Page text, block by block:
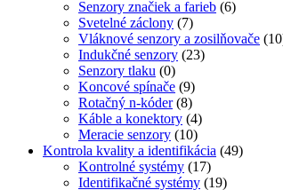
Senzory značiek a farieb (6)
Svetelné záclony (7)
Vláknové senzory a zosilňovače
Indukčné senzory (23)
Senzory tlaku (0)
Koncové spínače (9)
Rotačný n-kóder (8)
Káble a konektory (4)
Meracie senzory (10)
Kontrola kvality a identifikácia (49)
Kontrolné systémy (17)
Identifikačné systémy (19)